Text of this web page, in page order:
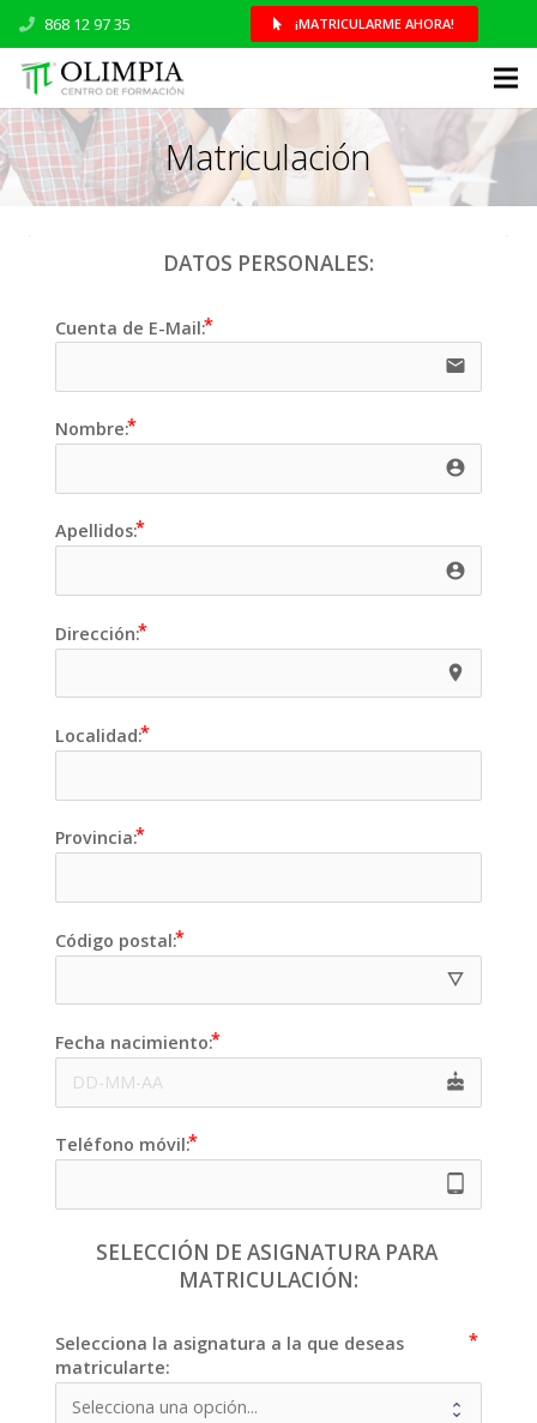
868 12 97 35 ¡MATRICULARME AHORA!
Matriculación
DATOS PERSONALES:
Cuenta de E-Mail:
email
Nombre:
account_circle
Apellidos:
account_circle
Dirección:
room
Localidad:
Provincia:
Código postal:
details
Fecha nacimiento:
cake
Teléfono móvil:
SELECCIÓN DE ASIGNATURA PARA
MATRICULACIÓN:
Selecciona la asignatura a la que deseas
matricularte: